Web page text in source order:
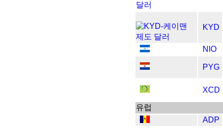
KYD
NIO
PYG
XCD
​​유럽
ADP